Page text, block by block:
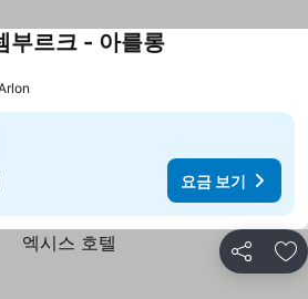
부르크 - 아를롱
요금 보기
공유 즐